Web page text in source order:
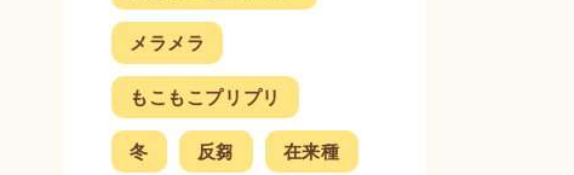
メラメラ
もこもこプリプリ
冬 反芻 在来種